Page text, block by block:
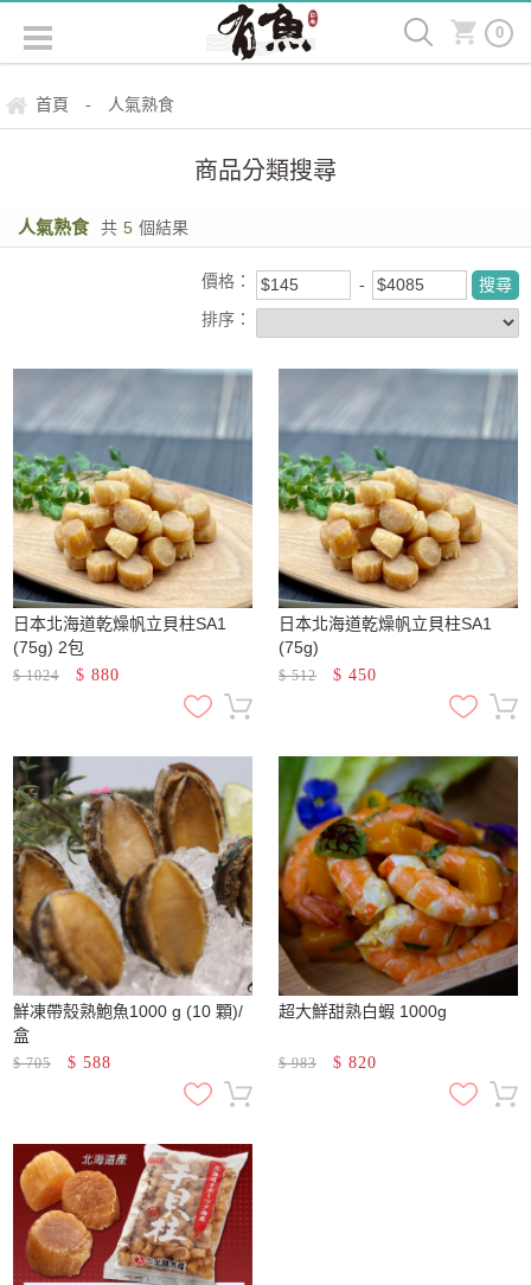
0
首頁 - 人氣熟食
商品分類搜尋
人氣熟食 共 5 個結果
價格：
排序：
日本北海道乾燥帆立貝柱SA1
(75g) 2包
$1024 $ 880
日本北海道乾燥帆立貝柱SA1
(75g)
$512 $ 450
鮮凍帶殼熟鮑魚1000 g (10 顆)/
盒
$705 $ 588
超大鮮甜熟白蝦 1000g
$983 $ 820